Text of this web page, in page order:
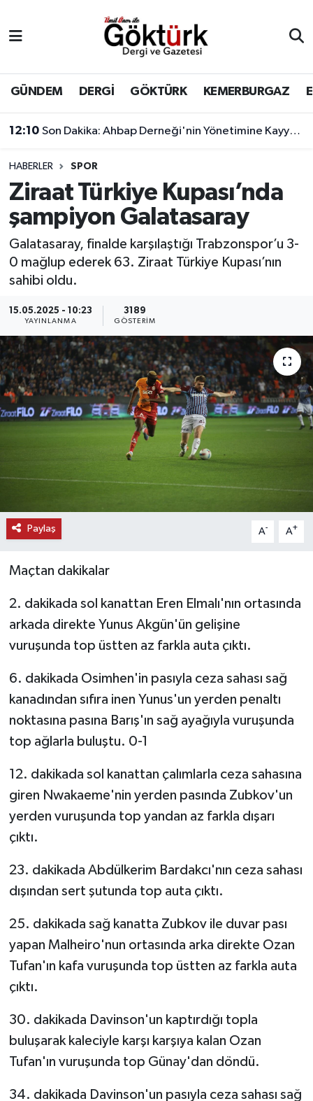
GÜNDEM DERGİ GÖKTÜRK KEMERBURGAZ
12:10 Son Dakika: Ahbap Derneği'nin Yönetimine Kayyum Atandı
HABERLER SPOR
Ziraat Türkiye Kupası’nda
şampiyon Galatasaray
Galatasaray, finalde karşılaştığı Trabzonspor’u 3-
0 mağlup ederek 63. Ziraat Türkiye Kupası’nın
sahibi oldu.
15.05.2025 - 10:23
YAYINLANMA
3189
GÖSTERIM
Paylaş A- A+
Maçtan dakikalar
2. dakikada sol kanattan Eren Elmalı'nın ortasında
arkada direkte Yunus Akgün'ün gelişine
vuruşunda top üstten az farkla auta çıktı.
6. dakikada Osimhen'in pasıyla ceza sahası sağ
kanadından sıfıra inen Yunus'un yerden penaltı
noktasına pasına Barış'ın sağ ayağıyla vuruşunda
top ağlarla buluştu. 0-1
12. dakikada sol kanattan çalımlarla ceza sahasına
giren Nwakaeme'nin yerden pasında Zubkov'un
yerden vuruşunda top yandan az farkla dışarı
çıktı.
23. dakikada Abdülkerim Bardakcı'nın ceza sahası
dışından sert şutunda top auta çıktı.
25. dakikada sağ kanatta Zubkov ile duvar pası
yapan Malheiro'nun ortasında arka direkte Ozan
Tufan'ın kafa vuruşunda top üstten az farkla auta
çıktı.
30. dakikada Davinson'un kaptırdığı topla
buluşarak kaleciyle karşı karşıya kalan Ozan
Tufan'ın vuruşunda top Günay'dan döndü.
34. dakikada Davinson'un pasıyla ceza sahası sağ
BİLİM
DERGİ
DÜNYA
EĞİTİM
EKONOMİ
GÖKTÜRK
KEMERBURGAZ
KÜLTÜR - SANAT
MAGAZİN
SAĞLIK
SPOR
YAŞAM
Eyüpsultan Hava Durumu
Eyüpsultan Trafik Yoğunluk Haritası
Süper Lig Puan Durumu ve Fikstür
Tüm Manşetler
Son Dakika Haberleri
Haber Arşivi